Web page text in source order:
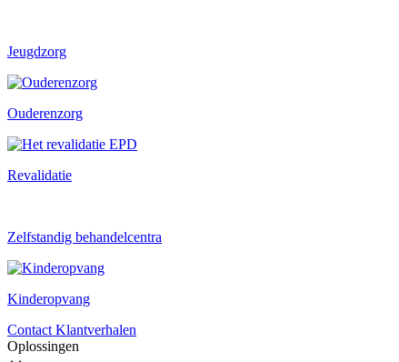
Jeugdzorg
Ouderenzorg
Revalidatie
Zelfstandig behandelcentra
Kinderopvang
Contact Klantverhalen
Oplossingen